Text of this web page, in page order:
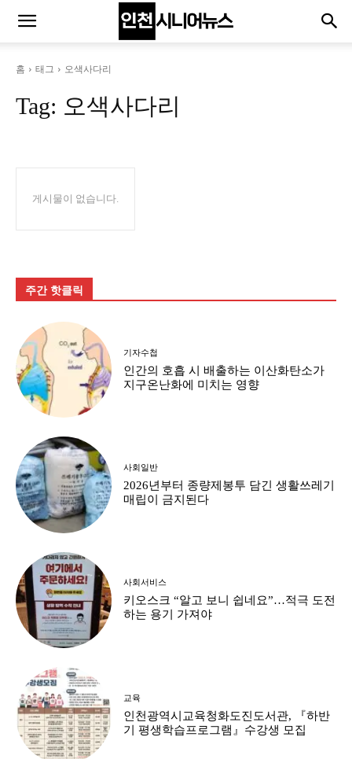
홈 태그 오색사다리
Tag: 오색사다리
게시물이 없습니다.
주간 핫클릭
기자수첩
인간의 호흡 시 배출하는 이산화탄소가
지구온난화에 미치는 영향
사회일반
2026년부터 종량제봉투 담긴 생활쓰레기
매립이 금지된다
사회서비스
키오스크 “알고 보니 쉽네요”…적극 도전
하는 용기 가져야
교육
인천광역시교육청화도진도서관, 『하반
기 평생학습프로그램』수강생 모집